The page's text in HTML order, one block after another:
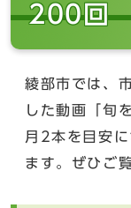
200回
綾部市では、
した動画「旬
月2本を目安
ます。ぜひご